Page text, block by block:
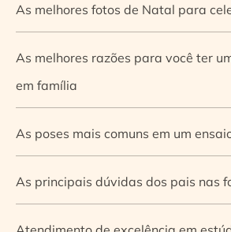
As melhores fotos de Natal para
As melhores razões para você ter
em família
As poses mais comuns em um
As principais dúvidas dos pais nas